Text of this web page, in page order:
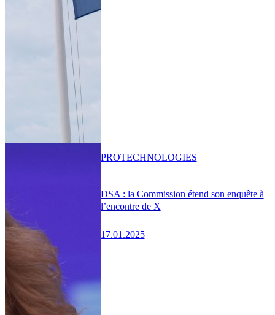
DSA : la Commission étend son enquête à
l’encontre de X
17.01.2025
PROTECHNOLOGIES